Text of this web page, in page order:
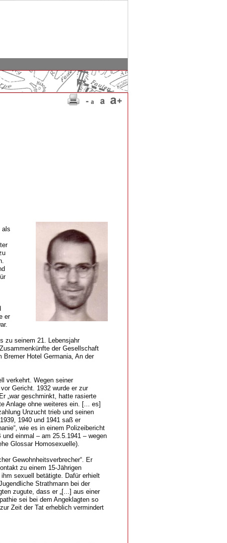
als
er
zu seinem 21. Lebensjahr
der Gesellschaft
Hotel Germania, An der
verkehrt. Wegen seiner
Gericht. 1932 wurde er zur
„war geschminkt, hatte rasierte
Anlage ohne weiteres ein. [... es]
Unzucht trieb und seinen
1940 und 1941 saß er
wie es in einem Polizeibericht
einmal – am 25.5.1941 – wegen
Glossar Homosexuelle).
Gewohnheitsverbrecher“. Er
zu einem 15-Jährigen
sexuell betätigte. Dafür erhielt
Strathmann bei der
zugute, dass er „[...] aus einer
sei bei dem Angeklagten so
Zeit der Tat erheblich vermindert